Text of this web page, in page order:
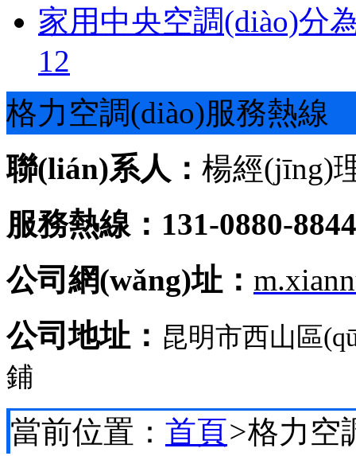
家用中央空調(diào)分
12
格力空調(diào)服務熱線
聯(lián)系人： 楊經(jīng)
服務熱線：131-0880-8844
公司網(wǎng)址：
公司地址： 昆明市西山區
鋪
當前位置： 首頁>格力空